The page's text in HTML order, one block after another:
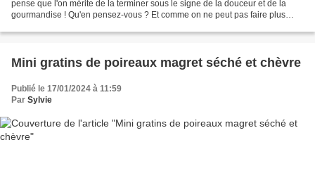
pense que l'on mérite de la terminer sous le signe de la douceur et de la
gourmandise ! Qu'en pensez-vous ? Et comme on ne peut pas faire plus
Mini gratins de poireaux magret séché et chèvre
Publié le 17/01/2024 à 11:59
Par Sylvie